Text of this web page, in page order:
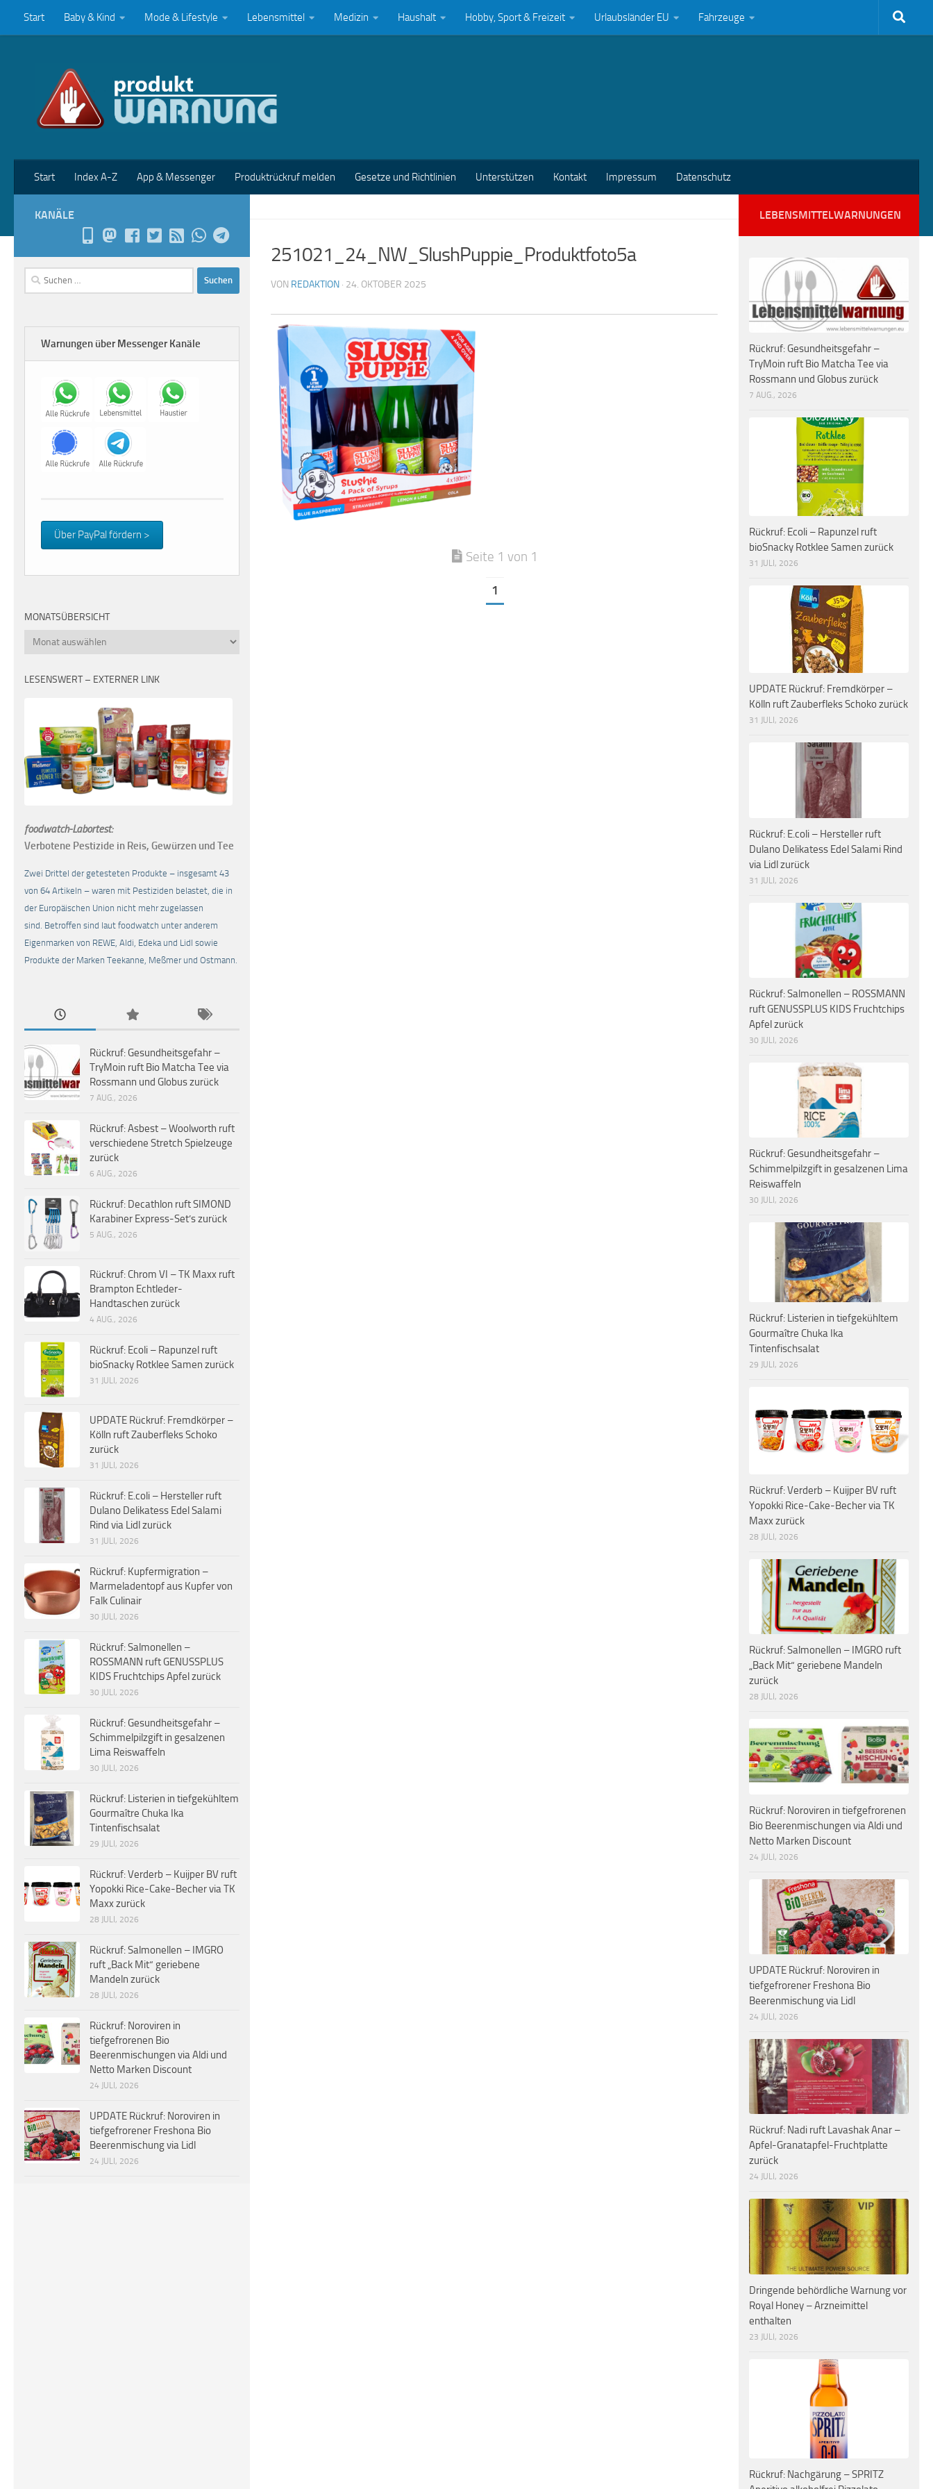
Zum Inhalt springen
Start Baby & Kind Mode & Lifestyle Lebensmittel Medizin Haushalt Hobby, Sport & Freizeit Urlaubsländer EU Fahrzeuge
Start Index A-Z App & Messenger Produktrückruf melden Gesetze und Richtlinien Unterstützen Kontakt Impressum Datenschutz
251021_24_NW_SlushPuppie_Produktfoto5a
VON REDAKTION · 24. OKTOBER 2025
Seite 1 von 1
1
KANÄLE
Suchen
nach:
Warnungen über Messenger Kanäle
Über PayPal fördern >
MONATSÜBERSICHT
Monatsübersicht
LESENSWERT – EXTERNER LINK
foodwatch-Labortest:
Verbotene Pestizide in Reis, Gewürzen und Tee
Zwei Drittel der getesteten Produkte – insgesamt 43
von 64 Artikeln – waren mit Pestiziden belastet, die in
der Europäischen Union nicht mehr zugelassen
sind. Betroffen sind laut foodwatch unter anderem
Eigenmarken von REWE, Aldi, Edeka und Lidl sowie
Produkte der Marken Teekanne, Meßmer und Ostmann.
Rückruf: Gesundheitsgefahr –
TryMoin ruft Bio Matcha Tee via
Rossmann und Globus zurück
7 AUG., 2026
Rückruf: Asbest – Woolworth ruft
verschiedene Stretch Spielzeuge
zurück
6 AUG., 2026
Rückruf: Decathlon ruft SIMOND
Karabiner Express-Set’s zurück
5 AUG., 2026
Rückruf: Chrom VI – TK Maxx ruft
Brampton Echtleder-
Handtaschen zurück
4 AUG., 2026
Rückruf: Ecoli – Rapunzel ruft
bioSnacky Rotklee Samen zurück
31 JULI, 2026
UPDATE Rückruf: Fremdkörper –
Kölln ruft Zauberfleks Schoko
zurück
31 JULI, 2026
Rückruf: E.coli – Hersteller ruft
Dulano Delikatess Edel Salami
Rind via Lidl zurück
31 JULI, 2026
Rückruf: Kupfermigration –
Marmeladentopf aus Kupfer von
Falk Culinair
30 JULI, 2026
Rückruf: Salmonellen –
ROSSMANN ruft GENUSSPLUS
KIDS Fruchtchips Apfel zurück
30 JULI, 2026
Rückruf: Gesundheitsgefahr –
Schimmelpilzgift in gesalzenen
Lima Reiswaffeln
30 JULI, 2026
Rückruf: Listerien in tiefgekühltem
Gourmaître Chuka Ika
Tintenfischsalat
29 JULI, 2026
Rückruf: Verderb – Kuijper BV ruft
Yopokki Rice-Cake-Becher via TK
Maxx zurück
28 JULI, 2026
Rückruf: Salmonellen – IMGRO
ruft „Back Mit“ geriebene
Mandeln zurück
28 JULI, 2026
Rückruf: Noroviren in
tiefgefrorenen Bio
Beerenmischungen via Aldi und
Netto Marken Discount
24 JULI, 2026
UPDATE Rückruf: Noroviren in
tiefgefrorener Freshona Bio
Beerenmischung via Lidl
24 JULI, 2026
LEBENSMITTELWARNUNGEN
Rückruf: Gesundheitsgefahr –
TryMoin ruft Bio Matcha Tee via
Rossmann und Globus zurück
7 AUG., 2026
Rückruf: Ecoli – Rapunzel ruft
bioSnacky Rotklee Samen zurück
31 JULI, 2026
UPDATE Rückruf: Fremdkörper –
Kölln ruft Zauberfleks Schoko zurück
31 JULI, 2026
Rückruf: E.coli – Hersteller ruft
Dulano Delikatess Edel Salami Rind
via Lidl zurück
31 JULI, 2026
Rückruf: Salmonellen – ROSSMANN
ruft GENUSSPLUS KIDS Fruchtchips
Apfel zurück
30 JULI, 2026
Rückruf: Gesundheitsgefahr –
Schimmelpilzgift in gesalzenen Lima
Reiswaffeln
30 JULI, 2026
Rückruf: Listerien in tiefgekühltem
Gourmaître Chuka Ika
Tintenfischsalat
29 JULI, 2026
Rückruf: Verderb – Kuijper BV ruft
Yopokki Rice-Cake-Becher via TK
Maxx zurück
28 JULI, 2026
Rückruf: Salmonellen – IMGRO ruft
„Back Mit“ geriebene Mandeln
zurück
28 JULI, 2026
Rückruf: Noroviren in tiefgefrorenen
Bio Beerenmischungen via Aldi und
Netto Marken Discount
24 JULI, 2026
UPDATE Rückruf: Noroviren in
tiefgefrorener Freshona Bio
Beerenmischung via Lidl
24 JULI, 2026
Rückruf: Nadi ruft Lavashak Anar –
Apfel-Granatapfel-Fruchtplatte
zurück
24 JULI, 2026
Dringende behördliche Warnung vor
Royal Honey – Arzneimittel
enthalten
23 JULI, 2026
Rückruf: Nachgärung – SPRITZ